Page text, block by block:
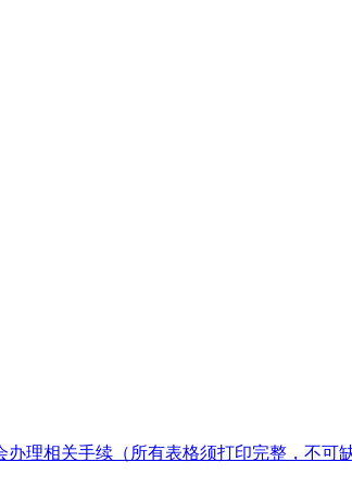
相关手续（所有表格须打印完整，不可